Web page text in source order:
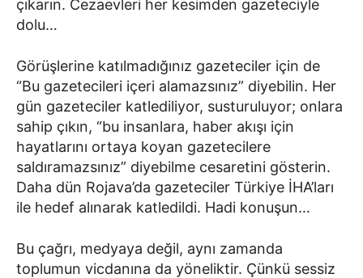
çıkarın. Cezaevleri her kesimden gazeteciyle
dolu…
Görüşlerine katılmadığınız gazeteciler için de
“Bu gazetecileri içeri alamazsınız” diyebilin. Her
gün gazeteciler katlediliyor, susturuluyor; onlara
sahip çıkın, “bu insanlara, haber akışı için
hayatlarını ortaya koyan gazetecilere
saldıramazsınız” diyebilme cesaretini gösterin.
Daha dün Rojava’da gazeteciler Türkiye İHA’ları
ile hedef alınarak katledildi. Hadi konuşun…
Bu çağrı, medyaya değil, aynı zamanda
toplumun vicdanına da yöneliktir. Çünkü sessiz